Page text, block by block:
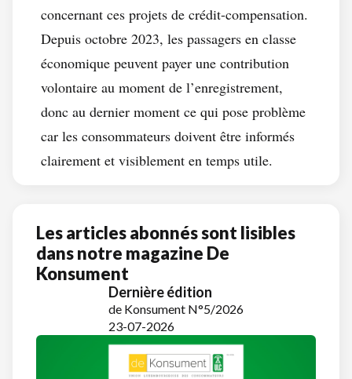
concernant ces projets de crédit-compensation.
Depuis octobre 2023, les passagers en classe
économique peuvent payer une contribution
volontaire au moment de l’enregistrement,
donc au dernier moment ce qui pose problème
car les consommateurs doivent être informés
clairement et visiblement en temps utile.
Les articles abonnés sont lisibles
dans notre magazine De
Konsument
Dernière édition
de Konsument N°5/2026
23-07-2026